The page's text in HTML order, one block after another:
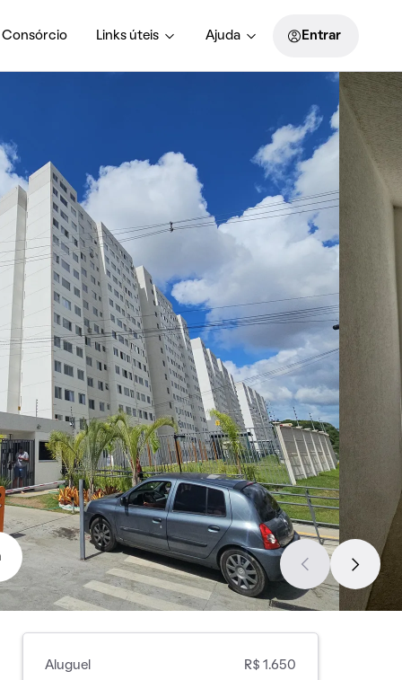
Consórcio Links úteis Ajuda Entrar
Aluguel R$ 1.650